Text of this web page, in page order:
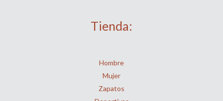
Tienda:
Hombre
Mujer
Zapatos